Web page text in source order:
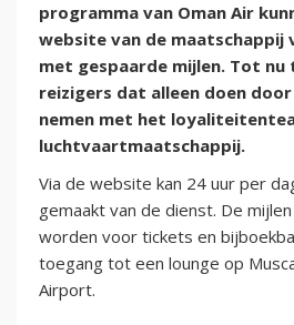
programma van Oman Air
website van de
met gespaarde mijlen. Tot nu
reizigers dat alleen doen
nemen met het
luchtvaartmaatschappij.
Via de website kan 24 uur per
gemaakt van de dienst. De
worden voor tickets en
toegang tot een lounge op
Airport.